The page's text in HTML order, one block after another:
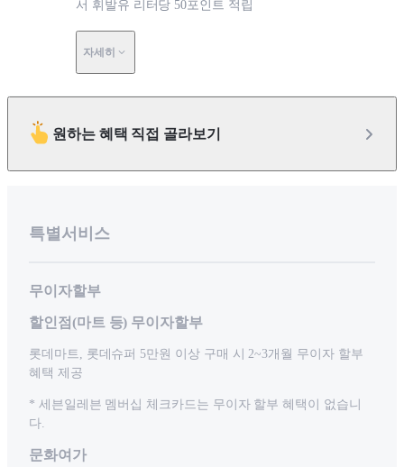
서 휘발유 리터당 50포인트 적립
자세히
원하는 혜택 직접 골라보기
특별서비스
무이자할부
할인점(마트 등) 무이자할부
롯데마트, 롯데슈퍼 5만원 이상 구매 시 2~3개월 무이자 할부
혜택 제공
* 세븐일레븐 멤버십 체크카드는 무이자 할부 혜택이 없습니
다.
문화여가